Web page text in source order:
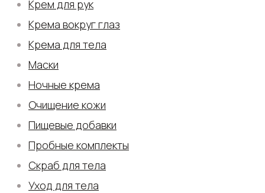
Крем для рук
Крема вокруг глаз
Крема для тела
Маски
Ночные крема
Очищение кожи
Пищевые добавки
Пробные комплекты
Скраб для тела
Уход для тела